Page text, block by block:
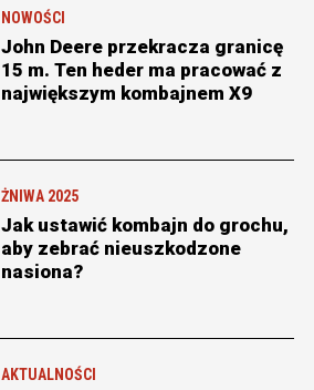
NOWOŚCI
John Deere przekracza granicę
15 m. Ten heder ma pracować z
największym kombajnem X9
ŻNIWA 2025
Jak ustawić kombajn do grochu,
aby zebrać nieuszkodzone
nasiona?
AKTUALNOŚCI